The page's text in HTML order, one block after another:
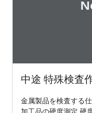
中途 特殊検査
金属製品を検査する